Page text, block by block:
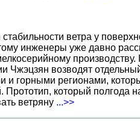
ветра у
инженеры уже давно
возводят
горными регионами,
Прототип, который
ветряну ...>>